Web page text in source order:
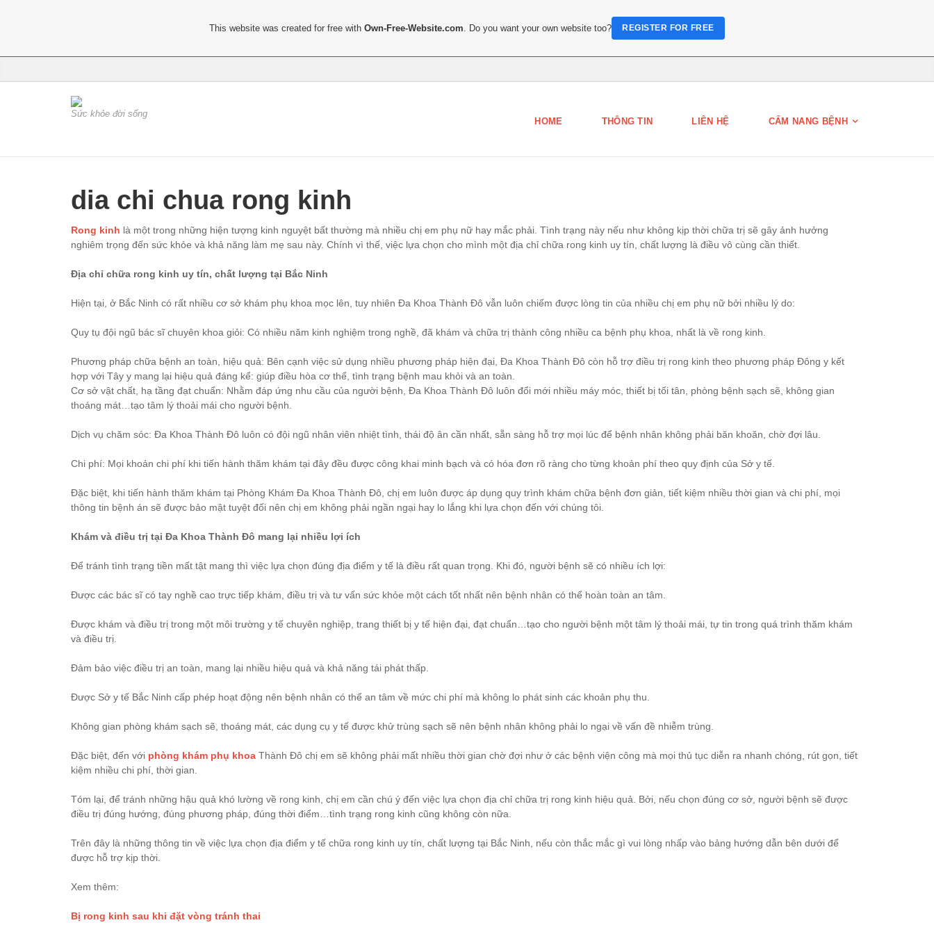
Sức khỏe đời sống
HOME THÔNG TIN LIÊN HỆ CẨM NANG BỆNH
dia chi chua rong kinh
Rong kinh là một trong những hiện tượng kinh nguyệt bất thường mà nhiều chị em phụ nữ hay mắc phải. Tình trạng này nếu như không kịp thời chữa trị sẽ gây ảnh hưởng
nghiêm trọng đến sức khỏe và khả năng làm mẹ sau này. Chính vì thế, việc lựa chọn cho mình một địa chỉ chữa rong kinh uy tín, chất lượng là điều vô cùng cần thiết.
Địa chỉ chữa rong kinh uy tín, chất lượng tại Bắc Ninh
Hiện tại, ở Bắc Ninh có rất nhiều cơ sở khám phụ khoa mọc lên, tuy nhiên Đa Khoa Thành Đô vẫn luôn chiếm được lòng tin của nhiều chị em phụ nữ bởi nhiều lý do:
Quy tụ đội ngũ bác sĩ chuyên khoa giỏi: Có nhiều năm kinh nghiệm trong nghề, đã khám và chữa trị thành công nhiều ca bệnh phụ khoa, nhất là về rong kinh.
Phương pháp chữa bệnh an toàn, hiệu quả: Bên cạnh việc sử dụng nhiều phương pháp hiện đại, Đa Khoa Thành Đô còn hỗ trợ điều trị rong kinh theo phương pháp Đông y kết
hợp với Tây y mang lại hiệu quả đáng kể: giúp điều hòa cơ thể, tình trạng bệnh mau khỏi và an toàn.
Cơ sở vật chất, hạ tầng đạt chuẩn: Nhằm đáp ứng nhu cầu của người bệnh, Đa Khoa Thành Đô luôn đổi mới nhiều máy móc, thiết bị tối tân, phòng bệnh sạch sẽ, không gian
thoáng mát…tạo tâm lý thoải mái cho người bệnh.
Dịch vụ chăm sóc: Đa Khoa Thành Đô luôn có đội ngũ nhân viên nhiệt tình, thái độ ân cần nhất, sẵn sàng hỗ trợ mọi lúc để bệnh nhân không phải băn khoăn, chờ đợi lâu.
Chi phí: Mọi khoản chi phí khi tiến hành thăm khám tại đây đều được công khai minh bạch và có hóa đơn rõ ràng cho từng khoản phí theo quy định của Sở y tế.
Đặc biệt, khi tiến hành thăm khám tại Phòng Khám Đa Khoa Thành Đô, chị em luôn được áp dụng quy trình khám chữa bệnh đơn giản, tiết kiệm nhiều thời gian và chi phí, mọi
thông tin bệnh án sẽ được bảo mật tuyệt đối nên chị em không phải ngần ngại hay lo lắng khi lựa chọn đến với chúng tôi.
Khám và điều trị tại Đa Khoa Thành Đô mang lại nhiều lợi ích
Để tránh tình trạng tiền mất tật mang thì việc lựa chọn đúng địa điểm y tế là điều rất quan trọng. Khi đó, người bệnh sẽ có nhiều ích lợi:
Được các bác sĩ có tay nghề cao trực tiếp khám, điều trị và tư vấn sức khỏe một cách tốt nhất nên bệnh nhân có thể hoàn toàn an tâm.
Được khám và điều trị trong một môi trường y tế chuyên nghiệp, trang thiết bị y tế hiện đại, đạt chuẩn…tạo cho người bệnh một tâm lý thoải mái, tự tin trong quá trình thăm khám
và điều trị.
Đảm bảo việc điều trị an toàn, mang lại nhiều hiệu quả và khả năng tái phát thấp.
Được Sở y tế Bắc Ninh cấp phép hoạt động nên bệnh nhân có thể an tâm về mức chi phí mà không lo phát sinh các khoản phụ thu.
Không gian phòng khám sạch sẽ, thoáng mát, các dụng cụ y tế được khử trùng sạch sẽ nên bệnh nhân không phải lo ngại về vấn đề nhiễm trùng.
Đặc biệt, đến với phòng khám phụ khoa Thành Đô chị em sẽ không phải mất nhiều thời gian chờ đợi như ở các bệnh viện công mà mọi thủ tục diễn ra nhanh chóng, rút gọn, tiết
kiệm nhiều chi phí, thời gian.
Tóm lại, để tránh những hậu quả khó lường về rong kinh, chị em cần chú ý đến việc lựa chọn địa chỉ chữa trị rong kinh hiệu quả. Bởi, nếu chọn đúng cơ sở, người bệnh sẽ được
điều trị đúng hướng, đúng phương pháp, đúng thời điểm…tình trạng rong kinh cũng không còn nữa.
Trên đây là những thông tin về việc lựa chọn địa điểm y tế chữa rong kinh uy tín, chất lượng tại Bắc Ninh, nếu còn thắc mắc gì vui lòng nhấp vào bảng hướng dẫn bên dưới để
được hỗ trợ kịp thời.
Xem thêm:
Bị rong kinh sau khi đặt vòng tránh thai
This website was created for free withOwn-Free-Website.com . Do you want your own website too? REGISTER FOR FREE